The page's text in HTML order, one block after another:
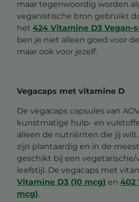
maar tegenwoordig worden
veganistische bron gebruikt
het 424 Vitamine D3 Vegan-
ben je niet alleen goed voor
maar ook voor jezelf.
Vegacaps met vitamine D
De vegacaps capsules van
kunstmatige hulp- en
alleen de nutriënten die jij
zijn plantaardig en in de
geschikt bij een vegetarische/
leefstijl. De vegacaps met
Vitamine D3 (10 mcg) en 402
mcg).